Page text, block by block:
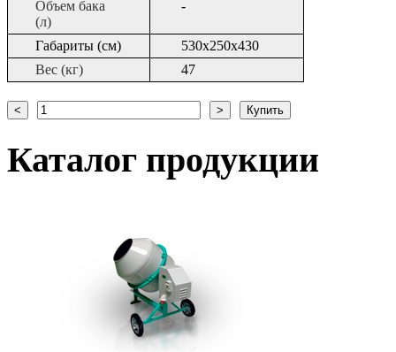
Объем бака
(л)
-
Габариты (см)
530х250х430
Вес (кг)
47
Каталог продукции